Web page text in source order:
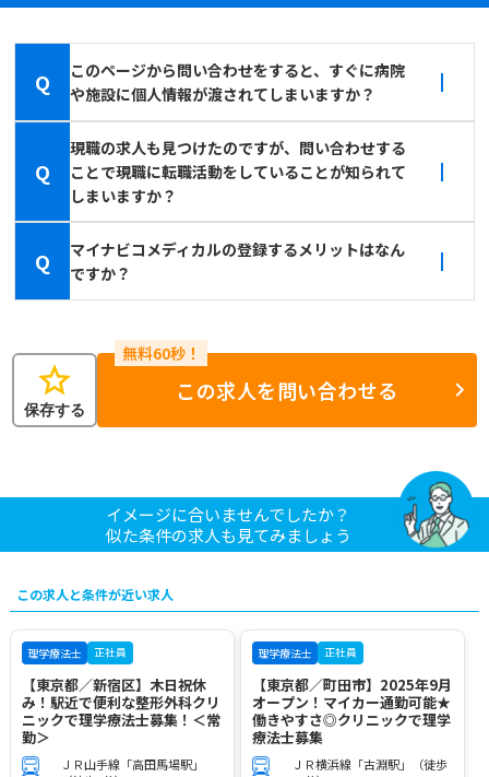
Q
このページから問い合わせをすると、すぐに病院
や施設に個人情報が渡されてしまいますか？
Q
現職の求人も見つけたのですが、問い合わせする
ことで現職に転職活動をしていることが知られて
しまいますか？
Q
マイナビコメディカルの登録するメリットはなん
ですか？
star
保存する
この求人を問い合わせる
イメージに合いませんでしたか？
似た条件の求人も見てみましょう
この求人と条件が近い求人
理学療法士 正社員
【東京都／新宿区】木日祝休
み！駅近で便利な整形外科クリ
ニックで理学療法士募集！＜常
勤＞
ＪＲ山手線「高田馬場駅」
理学療法士 正社員
【東京都／町田市】2025年9月
オープン！マイカー通勤可能★
働きやすさ◎クリニックで理学
療法士募集
ＪＲ横浜線「古淵駅」（徒歩